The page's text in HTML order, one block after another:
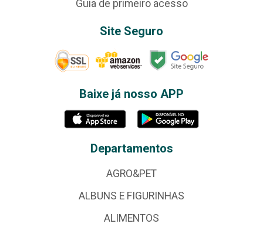
Guia de primeiro acesso
Site Seguro
Baixe já nosso APP
Departamentos
AGRO&PET
ALBUNS E FIGURINHAS
ALIMENTOS